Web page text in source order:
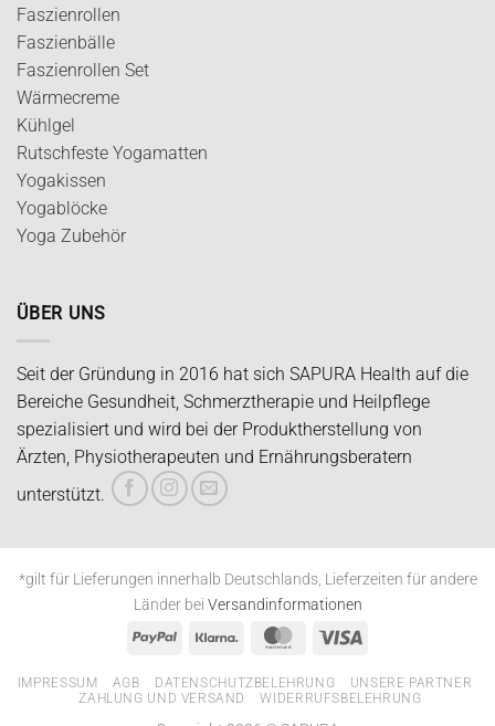
Faszienrollen
Faszienbälle
Faszienrollen Set
Wärmecreme
Kühlgel
Rutschfeste Yogamatten
Yogakissen
Yogablöcke
Yoga Zubehör
ÜBER UNS
Seit der Gründung in 2016 hat sich SAPURA Health auf die
Bereiche Gesundheit, Schmerztherapie und Heilpflege
spezialisiert und wird bei der Produktherstellung von
Ärzten, Physiotherapeuten und Ernährungsberatern
unterstützt.
*gilt für Lieferungen innerhalb Deutschlands, Lieferzeiten für andere
Länder bei Versandinformationen
PayPal
Klarna MasterCardVisa
IMPRESSUM AGB DATENSCHUTZBELEHRUNG
UNSERE PARTNER
ZAHLUNG UND VERSAND
WIDERRUFSBELEHRUNG